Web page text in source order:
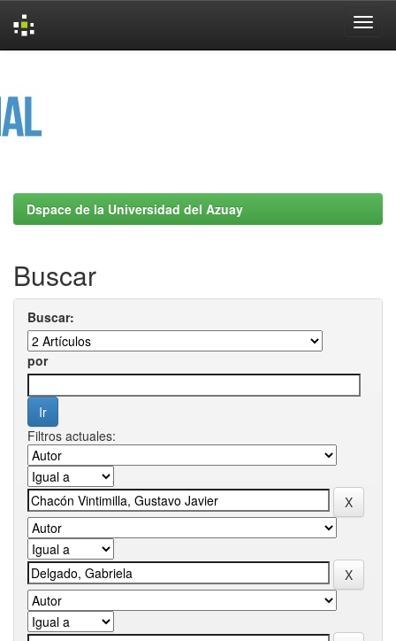
Dspace de la Universidad del Azuay
Buscar
Buscar:
por
Filtros actuales: